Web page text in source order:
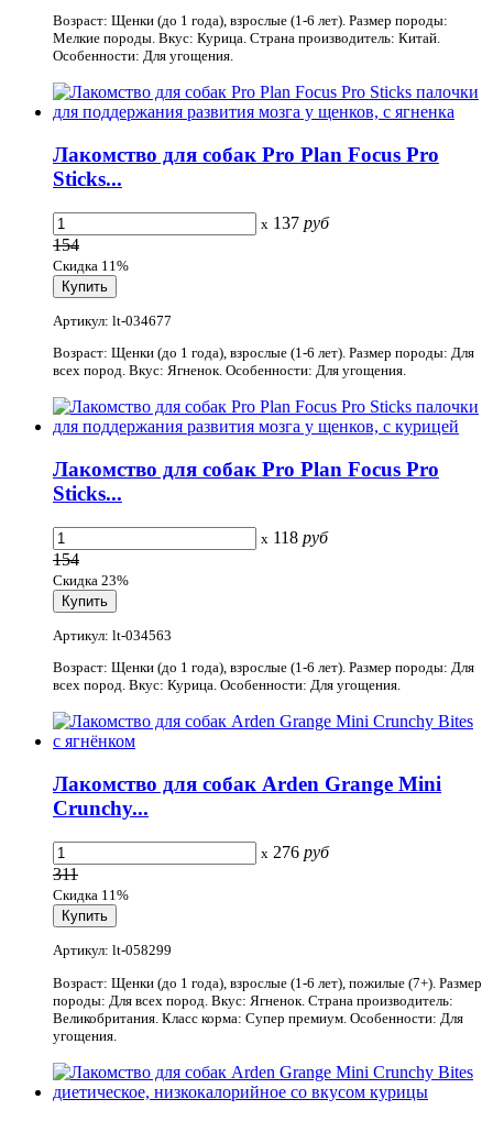
Возраст: Щенки (до 1 года), взрослые (1-6 лет). Размер породы:
Мелкие породы. Вкус: Курица. Страна производитель: Китай.
Особенности: Для угощения.
Лакомство для собак Pro Plan Focus Pro
Sticks...
x 137 руб
154
Скидка 11%
Артикул: lt-034677
Возраст: Щенки (до 1 года), взрослые (1-6 лет). Размер породы: Для
всех пород. Вкус: Ягненок. Особенности: Для угощения.
Лакомство для собак Pro Plan Focus Pro
Sticks...
x 118 руб
154
Скидка 23%
Артикул: lt-034563
Возраст: Щенки (до 1 года), взрослые (1-6 лет). Размер породы: Для
всех пород. Вкус: Курица. Особенности: Для угощения.
Лакомство для собак Arden Grange Mini
Crunchy...
x 276 руб
311
Скидка 11%
Артикул: lt-058299
Возраст: Щенки (до 1 года), взрослые (1-6 лет), пожилые (7+). Размер
породы: Для всех пород. Вкус: Ягненок. Страна производитель:
Великобритания. Класс корма: Супер премиум. Особенности: Для
угощения.